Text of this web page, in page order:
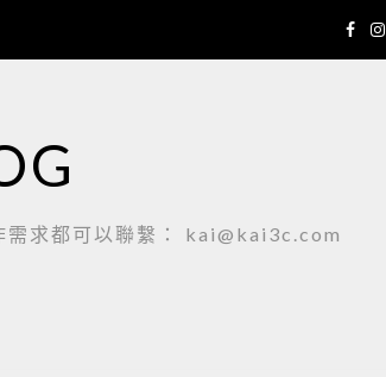
求都可以聯繫： kai@kai3c.com